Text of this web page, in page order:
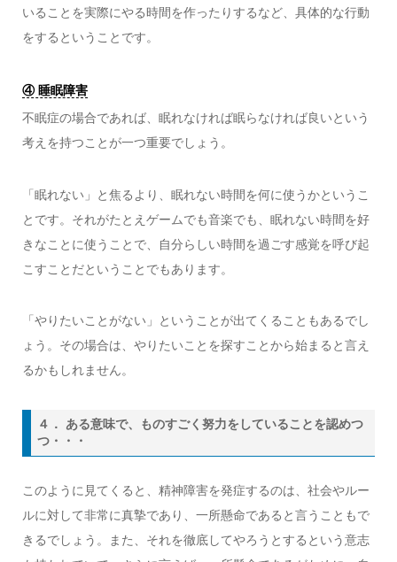
いることを実際にやる時間を作ったりするなど、具体的な行動
をするということです。
④ 睡眠障害
不眠症の場合であれば、眠れなければ眠らなければ良いという
考えを持つことが一つ重要でしょう。
「眠れない」と焦るより、眠れない時間を何に使うかというこ
とです。それがたとえゲームでも音楽でも、眠れない時間を好
きなことに使うことで、自分らしい時間を過ごす感覚を呼び起
こすことだということでもあります。
「やりたいことがない」ということが出てくることもあるでし
ょう。その場合は、やりたいことを探すことから始まると言え
るかもしれません。
４． ある意味で、ものすごく努力をしていることを認めつ
つ・・・
このように見てくると、精神障害を発症するのは、社会やルー
ルに対して非常に真摯であり、一所懸命であると言うこともで
きるでしょう。また、それを徹底してやろうとするという意志